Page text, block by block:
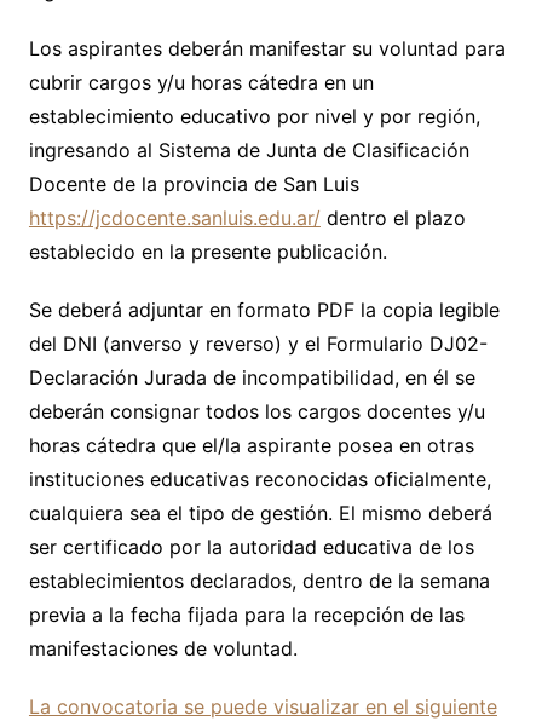
Los aspirantes deberán manifestar su voluntad para
cubrir cargos y/u horas cátedra en un
establecimiento educativo por nivel y por región,
ingresando al Sistema de Junta de Clasificación
Docente de la provincia de San Luis
https://jcdocente.sanluis.edu.ar/dentro el plazo
establecido en la presente publicación.
Se deberá adjuntar en formato PDF la copia legible
del DNI (anverso y reverso) y el Formulario DJ02-
Declaración Jurada de incompatibilidad, en él se
deberán consignar todos los cargos docentes y/u
horas cátedra que el/la aspirante posea en otras
instituciones educativas reconocidas oficialmente,
cualquiera sea el tipo de gestión. El mismo deberá
ser certificado por la autoridad educativa de los
establecimientos declarados, dentro de la semana
previa a la fecha fijada para la recepción de las
manifestaciones de voluntad.
La convocatoria se puede visualizar en el siguiente